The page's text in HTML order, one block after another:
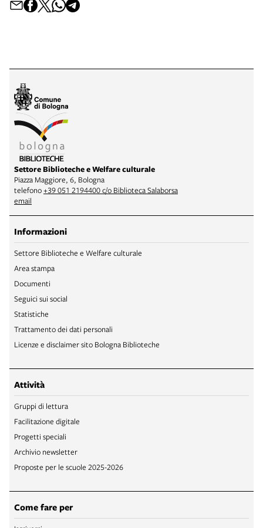
Settore Biblioteche e Welfare culturale
Piazza Maggiore, 6, Bologna
telefono+39 051 2194400 c/o Biblioteca Salaborsa
email
Informazioni
Settore Biblioteche e Welfare culturale
Area stampa
Documenti
Seguici sui social
Statistiche
Trattamento dei dati personali
Licenze e disclaimer sito Bologna Biblioteche
Attività
Gruppi di lettura
Facilitazione digitale
Progetti speciali
Archivio newsletter
Proposte per le scuole 2025-2026
Come fare per